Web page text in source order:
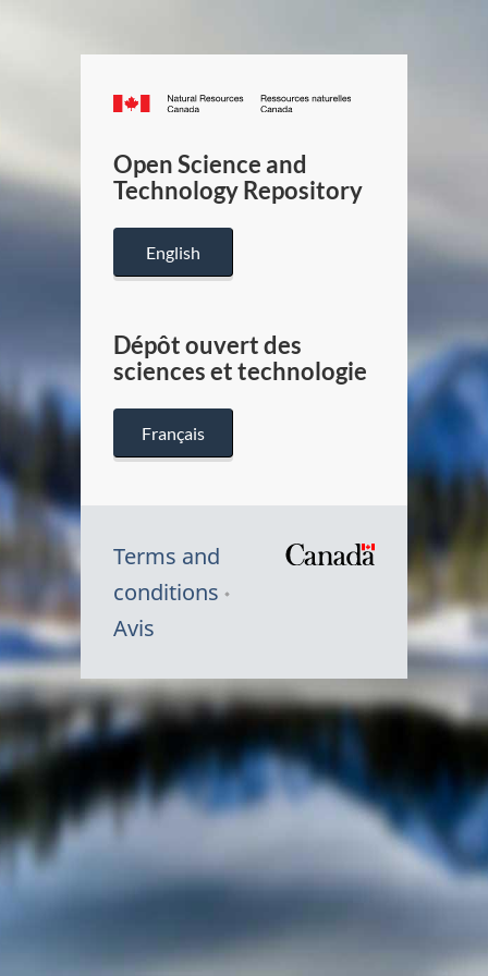
Canada.ca
/
Canada
Open Science and
Technology Repository
English
Dépôt ouvert des
sciences et technologie
Français
Terms and
conditions
Avis
Symbole
du
Canada